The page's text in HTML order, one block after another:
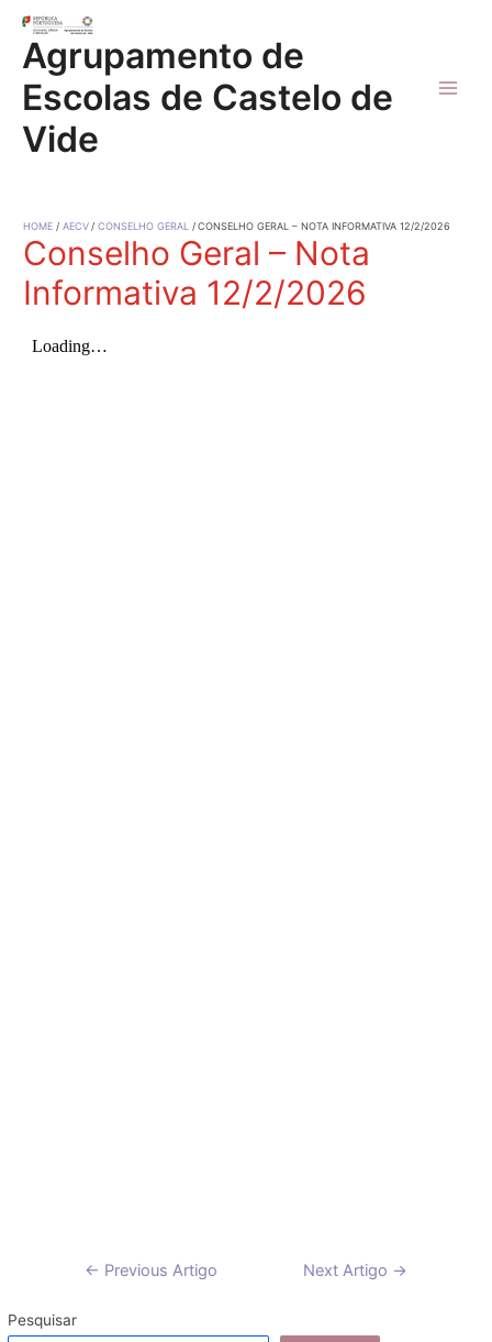
content
Agrupamento de
Escolas de Castelo de
Vide
HOME AECV CONSELHO GERAL CONSELHO GERAL – NOTA INFORMATIVA 12/2/2026
Conselho Geral – Nota
Informativa 12/2/2026
Navegação
artigos
← Previous Artigo Next Artigo →
Pesquisar